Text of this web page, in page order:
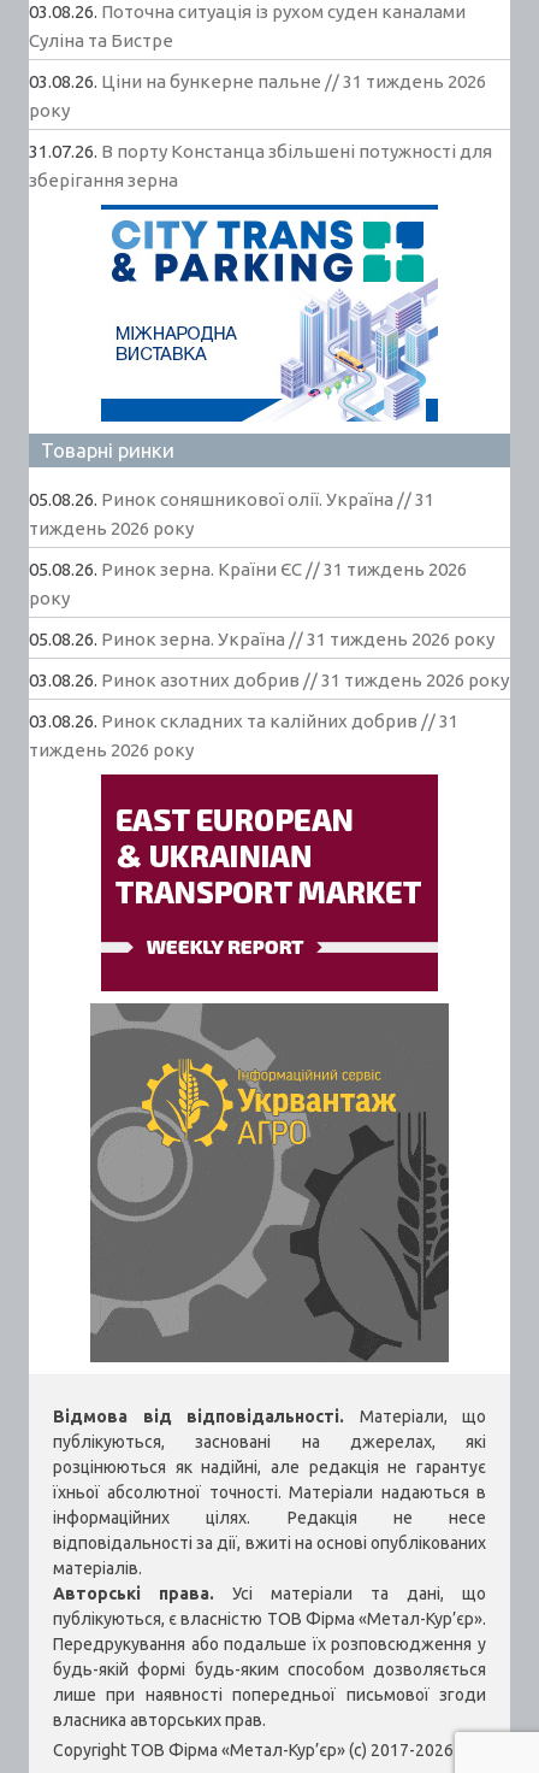
03.08.26. Поточна ситуація із рухом суден каналами
Суліна та Бистре
03.08.26. Ціни на бункерне пальне // 31 тиждень 2026
року
31.07.26. В порту Констанца збільшені потужності для
зберігання зерна
Товарні ринки
05.08.26. Ринок соняшникової олії. Україна // 31
тиждень 2026 року
05.08.26. Ринок зерна. Країни ЄС // 31 тиждень 2026
року
05.08.26. Ринок зерна. Україна // 31 тиждень 2026 року
03.08.26. Ринок азотних добрив // 31 тиждень 2026 року
03.08.26. Ринок складних та калійних добрив // 31
тиждень 2026 року
Відмова від відповідальності. Матеріали, що
публікуються, засновані на джерелах, які
розцінюються як надійні, але редакція не гарантує
їхньої абсолютної точності. Матеріали надаються в
інформаційних цілях. Редакція не несе
відповідальності за дії, вжиті на основі опублікованих
матеріалів.
Авторські права. Усі матеріали та дані, що
публікуються, є власністю ТОВ Фірма «Метал-Кур’єр».
Передрукування або подальше їх розповсюдження у
будь-якій формі будь-яким способом дозволяється
лише при наявності попередньої письмової згоди
власника авторських прав.
Copyright ТОВ Фірма «Метал-Кур’єр» (c) 2017-2026